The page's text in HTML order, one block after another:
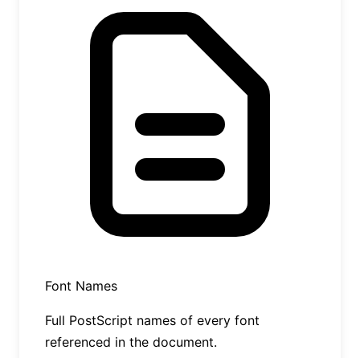
Font Names
Full PostScript names of every font
referenced in the document.